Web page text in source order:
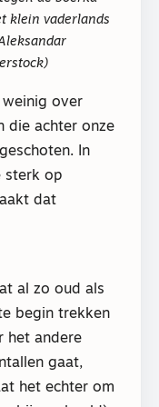
klein vaderlands
weinig over
die achter onze
In
sterk op
dat
al zo oud als
begin trekken
het andere
gaat,
het echter om